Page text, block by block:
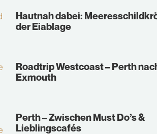
Hautnah dabei:
der Eiablage
Roadtrip Westcoast – Perth
Exmouth
Perth – Zwischen Must Do’s &
Lieblingscafés